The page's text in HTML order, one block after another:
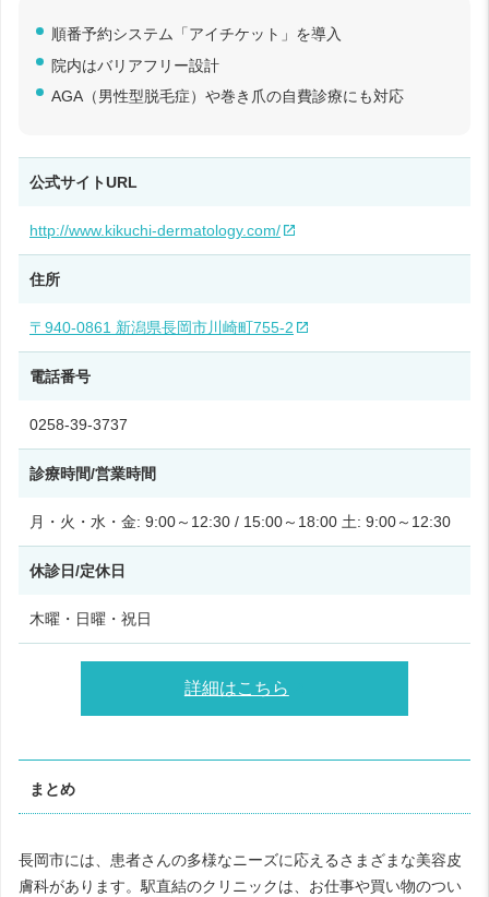
順番予約システム「アイチケット」を導入
院内はバリアフリー設計
AGA（男性型脱毛症）や巻き爪の自費診療にも対応
公式サイトURL
http://www.kikuchi-dermatology.com/
住所
〒940-0861 新潟県長岡市川崎町755-2
電話番号
0258-39-3737
診療時間/営業時間
月・火・水・金: 9:00～12:30 / 15:00～18:00 土: 9:00～12:30
休診日/定休日
木曜・日曜・祝日
詳細はこちら
まとめ
長岡市には、患者さんの多様なニーズに応えるさまざまな美容皮
膚科があります。駅直結のクリニックは、お仕事や買い物のつい